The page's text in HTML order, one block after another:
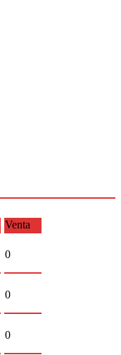
Venta
0
0
0